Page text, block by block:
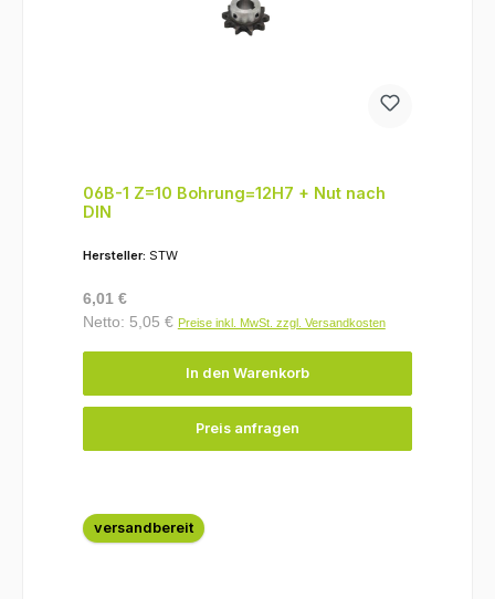
06B-1 Z=10 Bohrung=12H7 + Nut nach
DIN
Hersteller: STW
Regulärer Preis:
6,01 €
Netto: 5,05 € Preise inkl. MwSt. zzgl. Versandkosten
In den Warenkorb
Preis anfragen
versandbereit